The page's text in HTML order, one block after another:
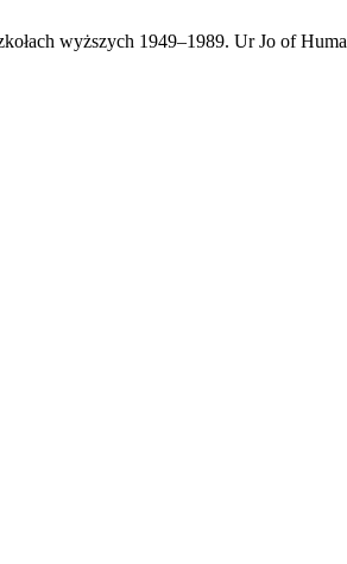
wyższych 1949‒1989. Ur Jo of